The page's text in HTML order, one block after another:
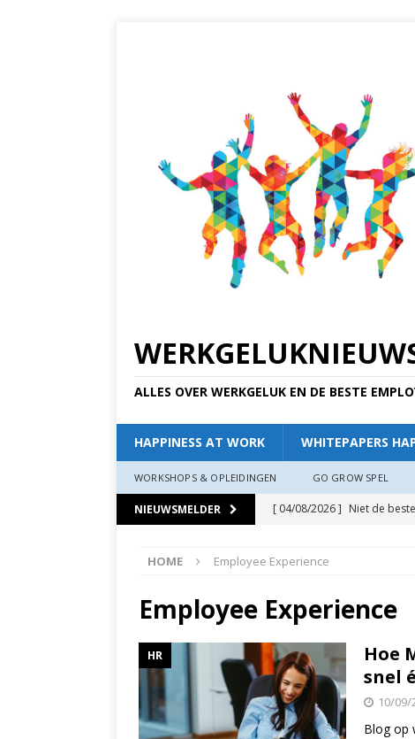
ALLES OVER WERKGELUK EN DE BESTE
HAPPINESS AT WORK WHITEPAPERS
WORKSHOPS & OPLEIDINGEN GO GROW SPEL
NIEUWSMELDER [ 04/08/2026 ] Niet de
[ 11/07/2026 ]
[ 07/07/2026 ]
HAPPINESS AT WORK
[ 19/06/2026 ]
Zo creëer
zit, ben je veerkrach­tiger”
[ 19/06/2026 ]
HOME Employee Experience
Employee Experience
HR
Hoe
snel
10/09/
Blog op